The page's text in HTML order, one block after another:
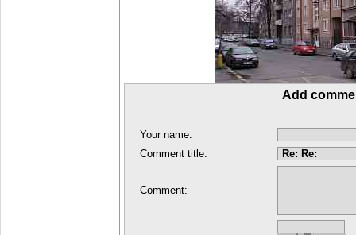
Add
Your name:
Comment title:
Comment: